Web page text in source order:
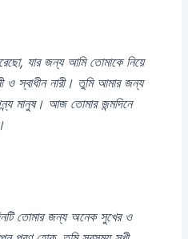
যার জন্য আমি তোমাকে নিয়ে
স্বাধীন নারী। তুমি আমার জন্য
মানুষ। আজ তোমার জন্মদিনে
তোমার জন্য অনেক সুখের ও